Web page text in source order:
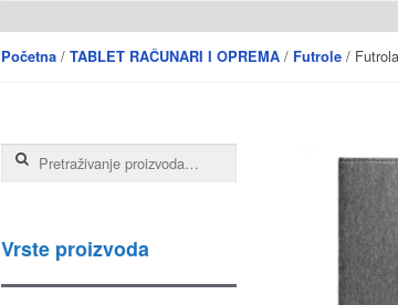
Početna /TABLET RAČUNARI I OPREMA / Futrole /
Pretraga za:
Vrste proizvoda